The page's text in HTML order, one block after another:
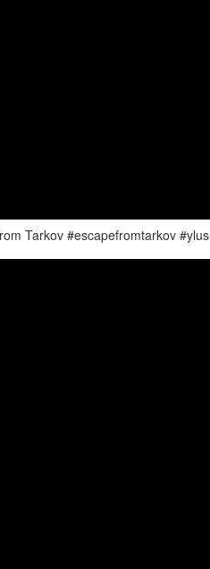
Tarkov #escapefromtarkov #ylus